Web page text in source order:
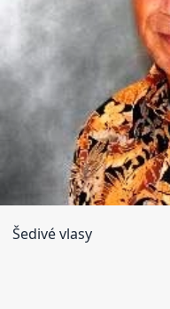
Šedivé vlasy